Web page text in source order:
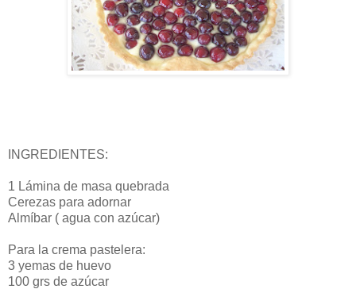
INGREDIENTES:
1 Lámina de masa quebrada
Cerezas para adornar
Almíbar ( agua con azúcar)
Para la crema pastelera:
3 yemas de huevo
100 grs de azúcar